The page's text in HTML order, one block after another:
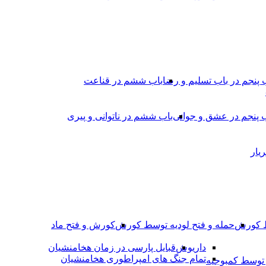
پنجم در باب تسلیم و رضاباب ششم در قناعت
پنجم در عشق و جوانىباب ششم در ناتوانى و پیرى
کورشحمله و فتح لودیه توسط کورشکورش و فتح ماد
کمبوجیه
داریوشقبایل پارسی در زمان هخامنشیان
تمام جنگ های امپراطوری هخامنشیان